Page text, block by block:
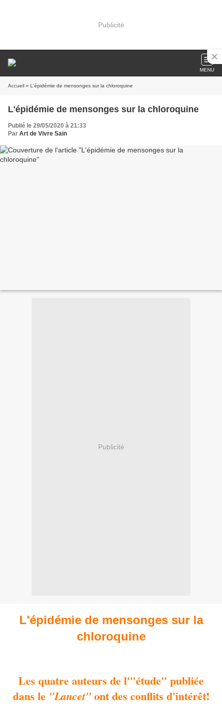
Publicité
MENU
Accueil » L'épidémie de mensonges sur la chloroquine
L'épidémie de mensonges sur la chloroquine
Publié le 29/05/2020 à 21:33
Par Art de Vivre Sain
Publicité
L'épidémie de mensonges sur la
chloroquine
Les quatre auteurs de l'"étude" publiée
dans le "Lancet"ont des conflits d'intérêt!